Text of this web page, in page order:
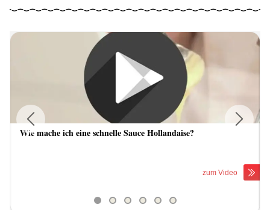
Wie mache ich eine schnelle Sauce Hollandaise?
zum Video
Previous